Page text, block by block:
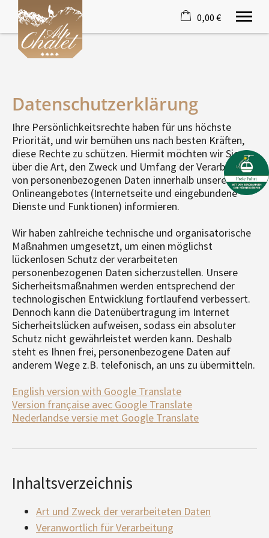
Angebote
Freizeit
Wohnen & Preise
Wellness
Kontakt
0,00 €
Datenschutzerklärung
Ihre Persönlichkeitsrechte haben für uns höchste
Priorität, und wir bemühen uns nach besten Kräften,
diese Rechte zu schützen. Hiermit möchten wir Sie
über die Art, den Zweck und Umfang der Verarbeitung
von personenbezogenen Daten innerhalb unseres
Onlineangebotes (Internetseite und eingebundene
Dienste und Funktionen) informieren.
Wir haben zahlreiche technische und organisatorische
Maßnahmen umgesetzt, um einen möglichst
lückenlosen Schutz der verarbeiteten
personenbezogenen Daten sicherzustellen. Unsere
Sicherheitsmaßnahmen werden entsprechend der
technologischen Entwicklung fortlaufend verbessert.
Dennoch kann die Datenübertragung im Internet
Sicherheitslücken aufweisen, sodass ein absoluter
Schutz nicht gewährleistet werden kann. Deshalb
steht es Ihnen frei, personenbezogene Daten auf
anderem Wege z.B. telefonisch, an uns zu übermitteln.
English version with Google Translate
Version française avec Google Translate
Nederlandse versie met Google Translate
Inhaltsverzeichnis
Art und Zweck der verarbeiteten Daten
Veranwortlich für Verarbeitung